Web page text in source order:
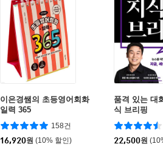
이은경쌤의 초등영어회화
일력 365
158건
16,920원 (10% 할인)
품격 있는 대
식 브리핑
22,500원